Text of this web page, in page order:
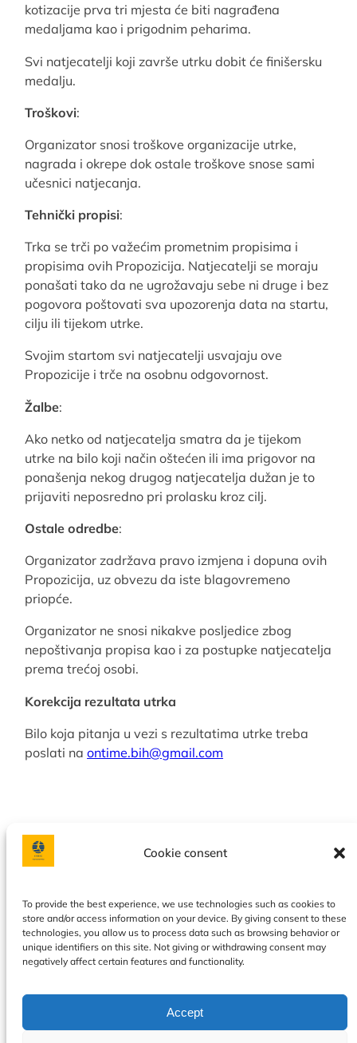
Cookie consent
To provide the best experience, we use technologies such as cookies to
store and/or access information on your device. By giving consent to these
technologies, you allow us to process data such as browsing behavior or
unique identifiers on this site. Not giving or withdrawing consent may
negatively affect certain features and functionality.
Accept
kotizacije prva tri mjesta će biti nagrađena
medaljama kao i prigodnim peharima.
Svi natjecatelji koji završe utrku dobit će finišersku
medalju.
Troškovi:
Organizator snosi troškove organizacije utrke,
nagrada i okrepe dok ostale troškove snose sami
učesnici natjecanja.
Tehnički propisi:
Trka se trči po važećim prometnim propisima i
propisima ovih Propozicija. Natjecatelji se moraju
ponašati tako da ne ugrožavaju sebe ni druge i bez
pogovora poštovati sva upozorenja data na startu,
cilju ili tijekom utrke.
Svojim startom svi natjecatelji usvajaju ove
Propozicije i trče na osobnu odgovornost.
Žalbe:
Ako netko od natjecatelja smatra da je tijekom
utrke na bilo koji način oštećen ili ima prigovor na
ponašenja nekog drugog natjecatelja dužan je to
prijaviti neposredno pri prolasku kroz cilj.
Ostale odredbe:
Organizator zadržava pravo izmjena i dopuna ovih
Propozicija, uz obvezu da iste blagovremeno
priopće.
Organizator ne snosi nikakve posljedice zbog
nepoštivanja propisa kao i za postupke natjecatelja
prema trećoj osobi.
Korekcija rezultata utrka
Bilo koja pitanja u vezi s rezultatima utrke treba
poslati naontime.bih@gmail.com
Privacy policy|Terms & Conditions|Our services| About
us|Contact|Calendar|Cookie Policy